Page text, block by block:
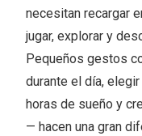
necesitan recargar
jugar, explorar y
Pequeños gestos
durante el día,
horas de sueño y
— hacen una gran